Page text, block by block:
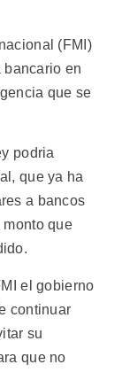
(FMI)
en
que se
podria
que ya ha
a bancos
que
el gobierno
continuar
su
que no